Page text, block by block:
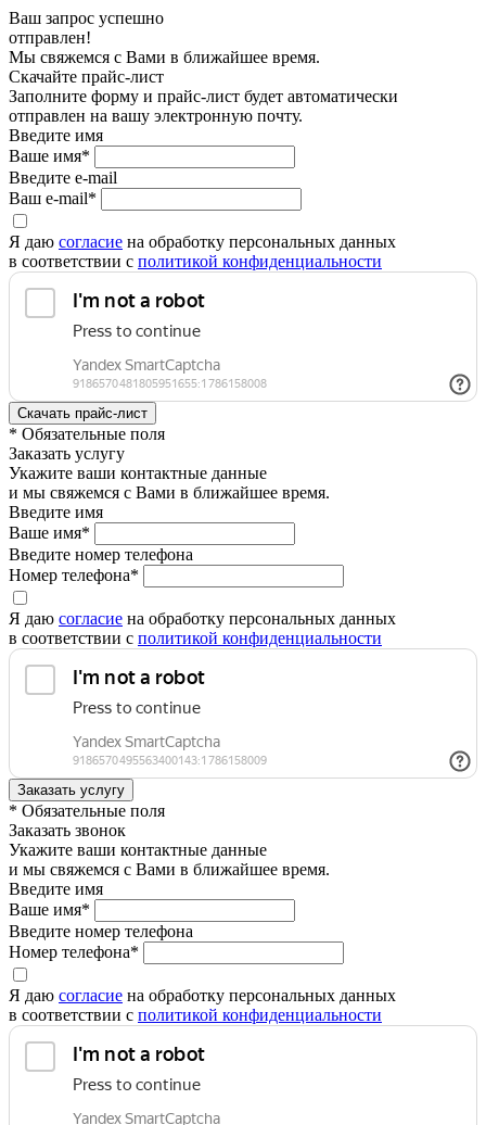
Ваш запрос успешно
отправлен!
Мы свяжемся с Вами в ближайшее время.
Скачайте прайс-лист
Заполните форму и прайс-лист будет автоматически
отправлен на вашу электронную почту.
Введите имя
Ваше имя*
Введите e-mail
Ваш e-mail*
Я даю согласие на обработку персональных данных
в соответствии с политикой конфиденциальности
* Обязательные поля
Заказать услугу
Укажите ваши контактные данные
и мы свяжемся с Вами в ближайшее время.
Введите имя
Ваше имя*
Введите номер телефона
Номер телефона*
Я даю согласие на обработку персональных данных
в соответствии с политикой конфиденциальности
* Обязательные поля
Заказать звонок
Укажите ваши контактные данные
и мы свяжемся с Вами в ближайшее время.
Введите имя
Ваше имя*
Введите номер телефона
Номер телефона*
Я даю согласие на обработку персональных данных
в соответствии с политикой конфиденциальности